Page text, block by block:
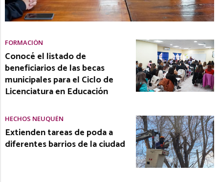
FORMACIÓN
Conocé el listado de
beneficiarios de las becas
municipales para el Ciclo de
Licenciatura en Educación
HECHOS NEUQUÉN
Extienden tareas de poda a
diferentes barrios de la ciudad